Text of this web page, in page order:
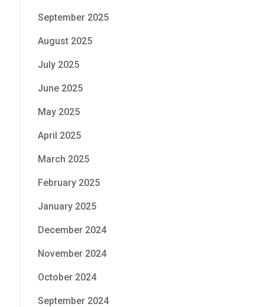
September 2025
August 2025
July 2025
June 2025
May 2025
April 2025
March 2025
February 2025
January 2025
December 2024
November 2024
October 2024
September 2024